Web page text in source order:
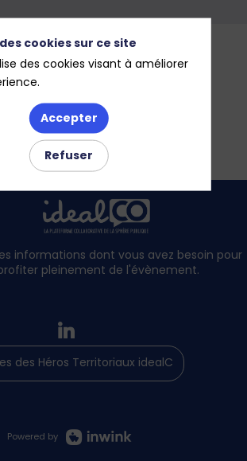
informations dont vous avez besoin pour
pleinement de l'évènement.
des Héros Territoriaux idealCO
Powered by
cookies sur ce site
des cookies visant à améliorer
Accepter
Refuser